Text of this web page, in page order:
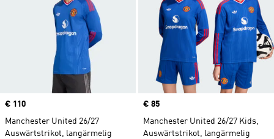
Price
€ 110
Manchester United 26/27
Auswärtstrikot, langärmelig
Price
€ 85
Manchester United 26/27 Kids,
Auswärtstrikot, langärmelig